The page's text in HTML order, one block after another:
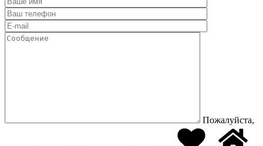
Пожалуйста,